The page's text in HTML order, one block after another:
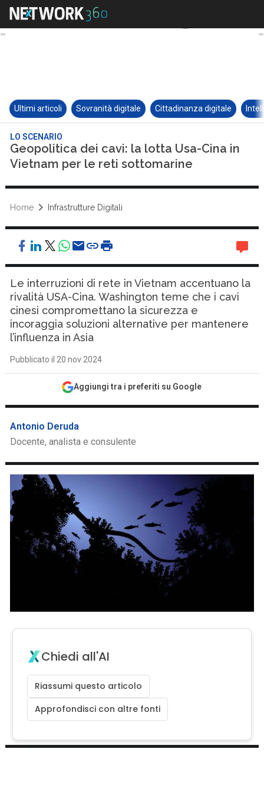
Ultimi articoli Sovranità digitale Cittadinanza digitale
LO SCENARIO
Geopolitica dei cavi: la lotta Usa-Cina in
Vietnam per le reti sottomarine
Home Infrastrutture Digitali
Le interruzioni di rete in Vietnam accentuano la
rivalità USA-Cina. Washington teme che i cavi
cinesi compromettano la sicurezza e
incoraggia soluzioni alternative per mantenere
l’influenza in Asia
Pubblicato il 20 nov 2024
Aggiungi tra i preferiti su Google
Antonio Deruda
Docente, analista e consulente
Chiedi all'AI
Riassumi questo articolo
Approfondisci con altre fonti